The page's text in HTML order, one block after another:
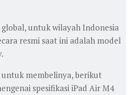
untuk wilayah Indonesia
resmi saat ini adalah model
membelinya, berikut
spesifikasi iPad Air M4